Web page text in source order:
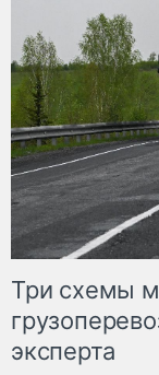
Три схемы
эксперта